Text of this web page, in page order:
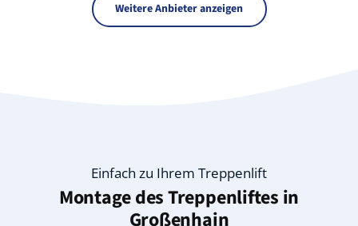
Weitere Anbieter anzeigen
Einfach zu Ihrem Treppenlift
Montage des Treppenliftes in
Großenhain